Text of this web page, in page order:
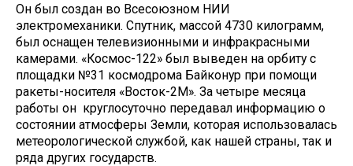
Он был создан во Всесоюзном НИИ
электромеханики. Спутник, массой 4730 килограмм,
был оснащен телевизионными и инфракрасными
камерами. «Космос-122» был выведен на орбиту с
площадки №31 космодрома Байконур при помощи
ракеты-носителя «Восток-2М». За четыре месяца
работы он круглосуточно передавал информацию о
состоянии атмосферы Земли, которая использовалась
метеорологической службой, как нашей страны, так и
ряда других государств.